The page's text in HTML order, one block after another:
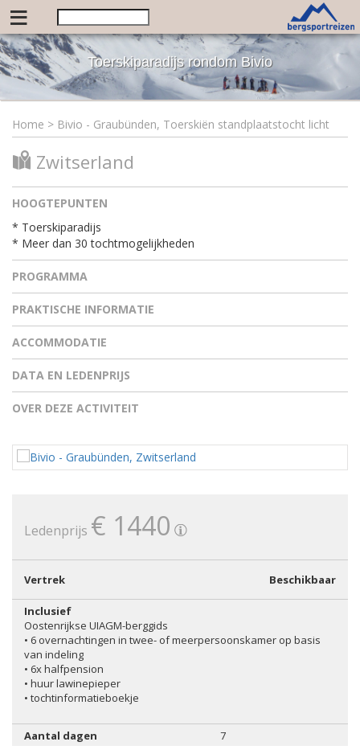
≡
Toerskiparadijs rondom Bivio
Home > Bivio - Graubünden, Toerskiën standplaatstocht licht
Zwitserland
HOOGTEPUNTEN
* Toerskiparadijs
* Meer dan 30 tochtmogelijkheden
PROGRAMMA
PRAKTISCHE INFORMATIE
ACCOMMODATIE
DATA EN LEDENPRIJS
OVER DEZE ACTIVITEIT
Ledenprijs € 1440
Vertrek Beschikbaar
Inclusief
Oostenrijkse UIAGM-berggids
• 6 overnachtingen in twee- of meerpersoonskamer op basis
van indeling
• 6x halfpension
• huur lawinepieper
• tochtinformatieboekje
Aantal dagen 7